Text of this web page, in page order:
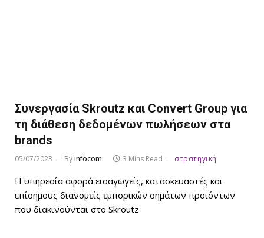
Συνεργασία Skroutz και Convert Group για
τη διάθεση δεδομένων πωλήσεων στα
brands
05/07/2023 Byinfocom 3 Mins Read στρατηγική
Η υπηρεσία αφορά εισαγωγείς, κατασκευαστές και
επίσημους διανομείς εμπορικών σημάτων προϊόντων
που διακινούνται στο Skroutz